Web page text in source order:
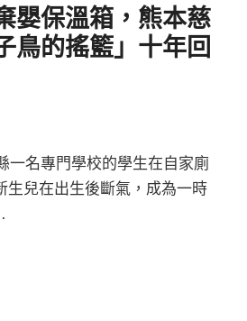
嬰保溫箱，熊本慈
鳥的搖籃」十年回
一名專門學校的學生在自家廁
生兒在出生後斷氣，成為一時